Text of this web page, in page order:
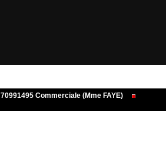
Commerciale (Mme FAYE)